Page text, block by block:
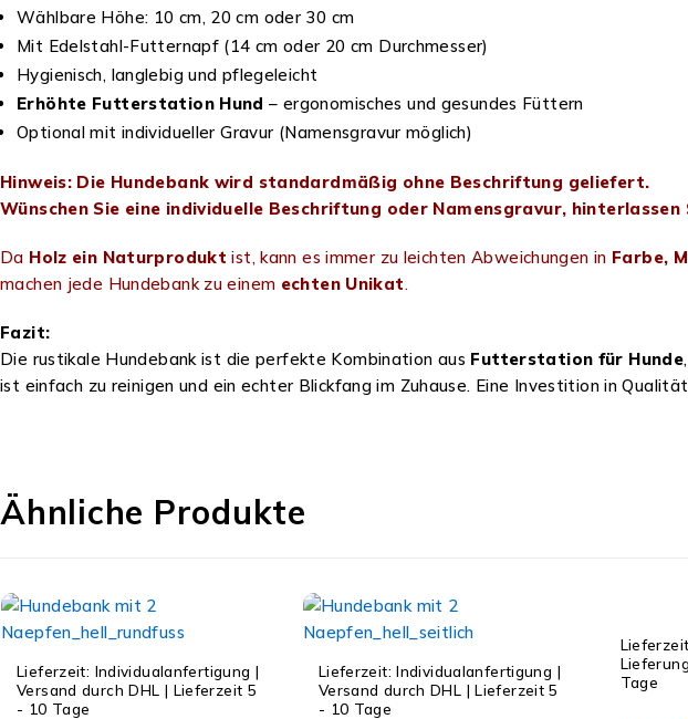
Wählbare Höhe: 10 cm, 20 cm oder 30 cm
Mit Edelstahl-Futternapf (14 cm oder 20 cm Durchmesser)
Hygienisch, langlebig und pflegeleicht
Erhöhte Futterstation Hund – ergonomisches und gesundes Füttern
Optional mit individueller Gravur (Namensgravur möglich)
Hinweis: Die Hundebank wird standardmäßig ohne Beschriftung geliefert.
Wünschen Sie eine individuelle Beschriftung oder Namensgravur,
Da Holz ein Naturprodukt ist, kann es immer zu leichten Abweichungen in Farbe,
machen jede Hundebank zu einem echten Unikat.
Fazit:
Die rustikale Hundebank ist die perfekte Kombination aus Futterstation für Hunde,
ist einfach zu reinigen und ein echter Blickfang im Zuhause. Eine Investition in
Ähnliche Produkte
Lieferzeit: Individualanfertigung |
Versand durch DHL | Lieferzeit 5
- 10 Tage
Lieferzeit:Individualanfertigung |
Versand durch DHL | Lieferzeit 5
- 10 Tage
Tage